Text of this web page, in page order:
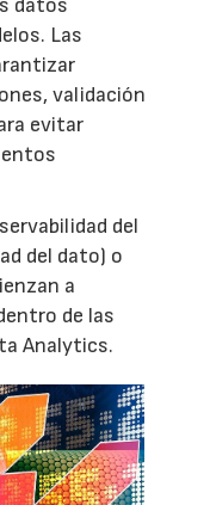
datos
Las
validación
evitar
del
del dato) o
a
de las
Analytics.